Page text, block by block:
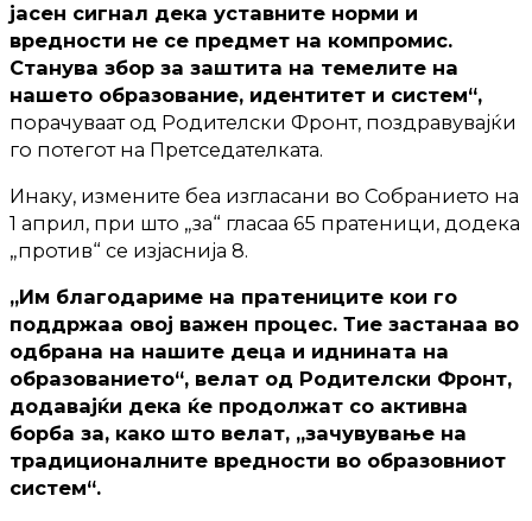
јасен сигнал дека уставните норми и
вредности не се предмет на компромис.
Станува збор за заштита на темелите на
нашето образование, идентитет и систем“,
порачуваат од Родителски Фронт, поздравувајќи
го потегот на Претседателката.
Инаку, измените беа изгласани во Собранието на
1 април, при што „за“ гласаа 65 пратеници, додека
„против“ се изјаснија 8.
„Им благодариме на пратениците кои го
поддржаа овој важен процес. Тие застанаа во
одбрана на нашите деца и иднината на
образованието“, велат од Родителски Фронт,
додавајќи дека ќе продолжат со активна
борба за, како што велат, „зачувување на
традиционалните вредности во образовниот
систем“.